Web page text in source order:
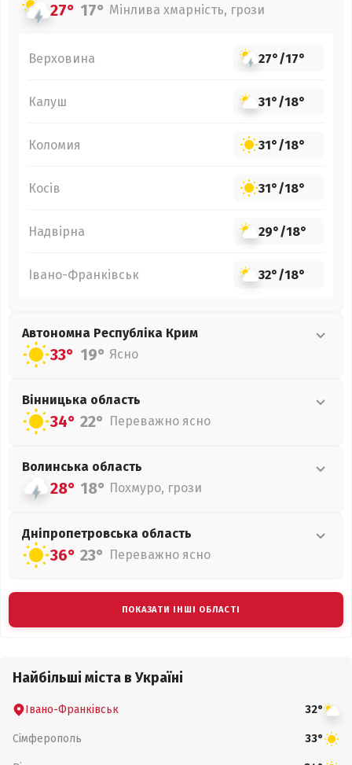
27° 17° Мінлива хмарність, грози
Верховина 27°/17°
Калуш 31°/18°
Коломия 31°/18°
Косів 31°/18°
Надвірна 29°/18°
Івано-Франківськ 32°/18°
Автономна Республіка Крим
33° 19° Ясно
Вінницька область
34° 22° Переважно ясно
Волинська область
28° 18° Похмуро, грози
Дніпропетровська область
36° 23° Переважно ясно
ПОКАЗАТИ ІНШІ ОБЛАСТІ
Найбільші міста в Україні
Івано-Франківськ 32°
Сімферополь 33°